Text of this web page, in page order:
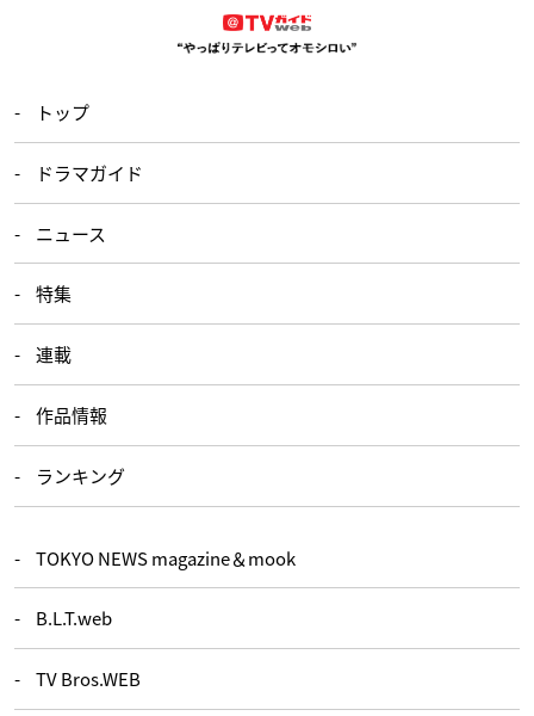
トップ
ドラマガイド
ニュース
特集
連載
作品情報
ランキング
TOKYO NEWS magazine＆mook
B.L.T.web
TV Bros.WEB